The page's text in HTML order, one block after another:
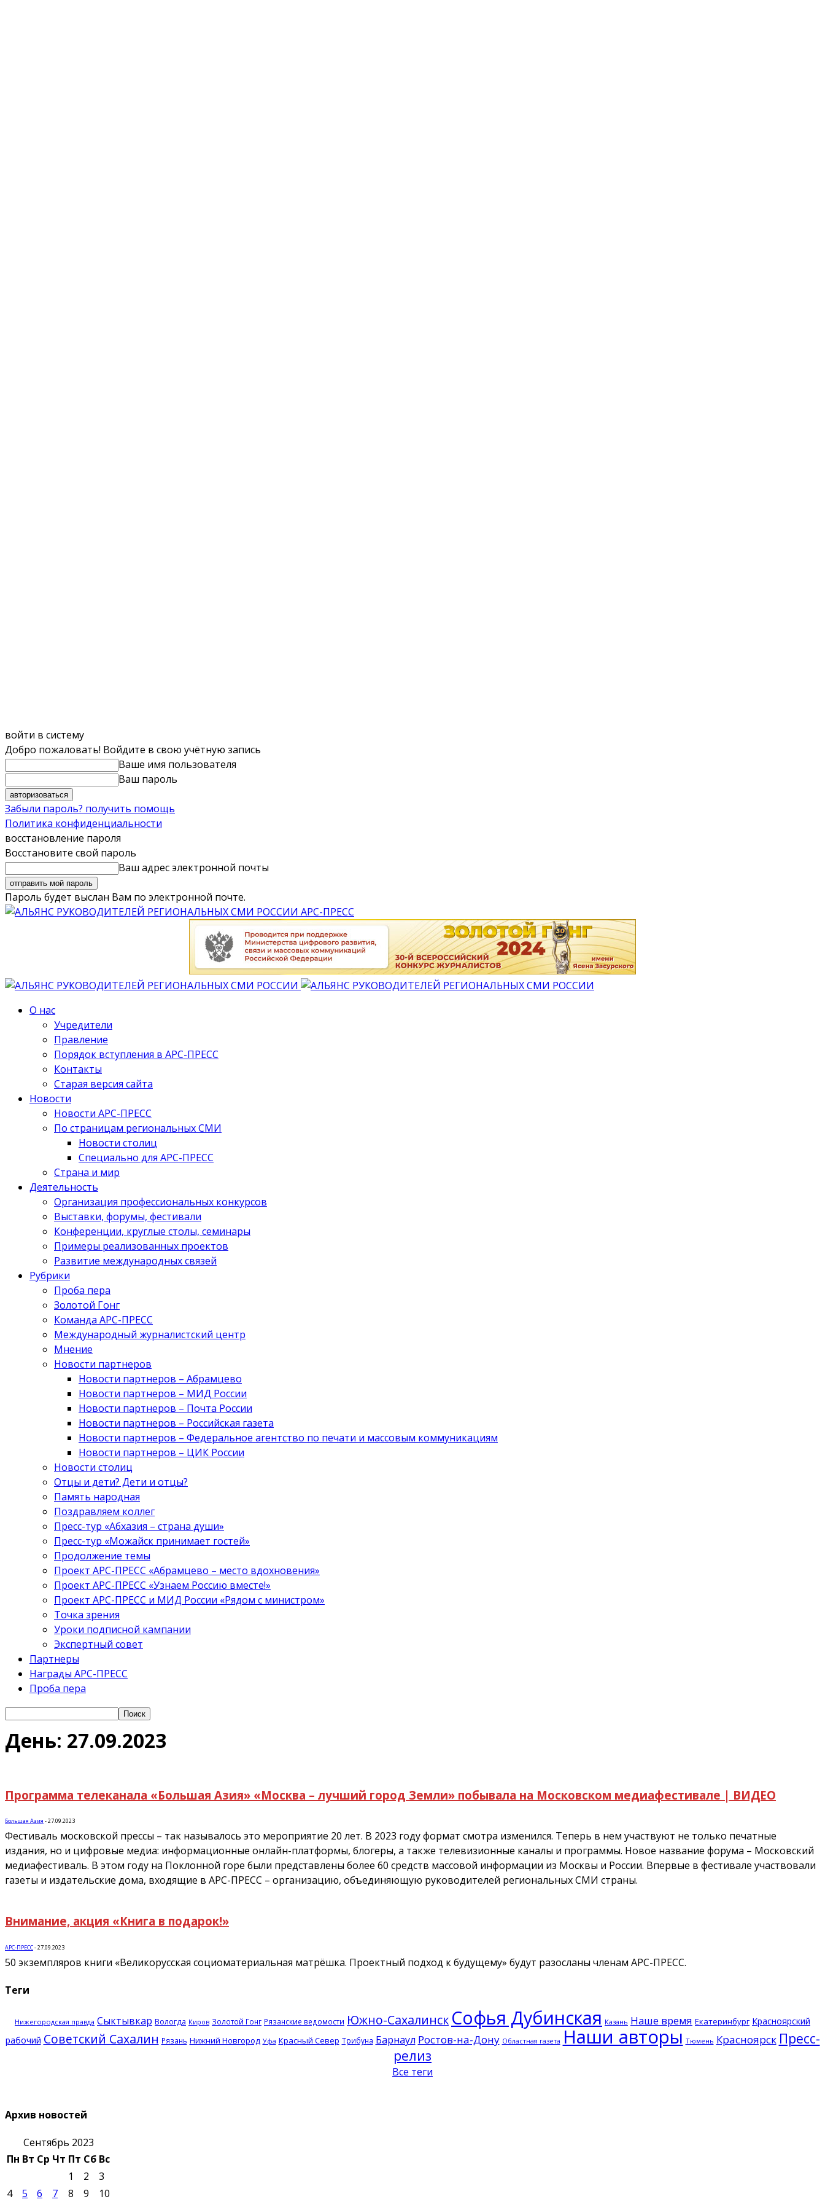
войти в систему
Добро пожаловать! Войдите в свою учётную запись
Ваше имя пользователя
Ваш пароль
Забыли пароль? получить помощь
Политика конфиденциальности
восстановление пароля
Восстановите свой пароль
Ваш адрес электронной почты
Пароль будет выслан Вам по электронной почте.
АРС-ПРЕСС
О нас
Учредители
Правление
Порядок вступления в АРС-ПРЕСС
Контакты
Старая версия сайта
Новости
Новости АРС-ПРЕСС
По страницам региональных СМИ
Новости столиц
Специально для АРС-ПРЕСС
Страна и мир
Деятельность
Организация профессиональных конкурсов
Выставки, форумы, фестивали
Конференции, круглые столы, семинары
Примеры реализованных проектов
Развитие международных связей
Рубрики
Проба пера
Золотой Гонг
Команда АРС-ПРЕСС
Международный журналистский центр
Мнение
Новости партнеров
Новости партнеров – Абрамцево
Новости партнеров – МИД России
Новости партнеров – Почта России
Новости партнеров – Российская газета
Новости партнеров – Федеральное агентство по печати и массовым коммуникациям
Новости партнеров – ЦИК России
Новости столиц
Отцы и дети? Дети и отцы?
Память народная
Поздравляем коллег
Пресс-тур «Абхазия – страна души»
Пресс-тур «Можайск принимает гостей»
Продолжение темы
Проект АРС-ПРЕСС «Абрамцево – место вдохновения»
Проект АРС-ПРЕСС «Узнаем Россию вместе!»
Проект АРС-ПРЕСС и МИД России «Рядом с министром»
Точка зрения
Уроки подписной кампании
Экспертный совет
Партнеры
Награды АРС-ПРЕСС
Проба пера
День: 27.09.2023
Программа телеканала «Большая Азия» «Москва – лучший город Земли» побывала на Московском медиафестивале | ВИДЕО
Большая Азия -27.09.2023
Фестиваль московской прессы – так называлось это мероприятие 20 лет. В 2023 году формат смотра изменился. Теперь в нем участвуют не только печатные
издания, но и цифровые медиа: информационные онлайн-платформы, блогеры, а также телевизионные каналы и программы. Новое название форума – Московский
медиафестиваль. В этом году на Поклонной горе были представлены более 60 средств массовой информации из Москвы и России. Впервые в фестивале участвовали
газеты и издательские дома, входящие в АРС-ПРЕСС – организацию, объединяющую руководителей региональных СМИ страны.
Внимание, акция «Книга в подарок!»
АРС-ПРЕСС-27.09.2023
50 экземпляров книги «Великорусская социоматериальная матрёшка. Проектный подход к будущему» будут разосланы членам АРС-ПРЕСС.
Теги
Нижегородская правда Сыктывкар Вологда Киров Золотой Гонг Рязанские ведомости Южно-Сахалинск Софья Дубинская Казань Наше время Екатеринбург Красноярский
рабочий Советский Сахалин Рязань Нижний Новгород Уфа Красный Север Трибуна Барнаул Ростов-на-Дону Областная газета Наши авторы Тюмень Красноярск Пресс-
релиз
Все теги
Архив новостей
Сентябрь 2023
Пн Вт Ср Чт Пт Сб Вс
1
2
3
4
5 6 7 8 9 10